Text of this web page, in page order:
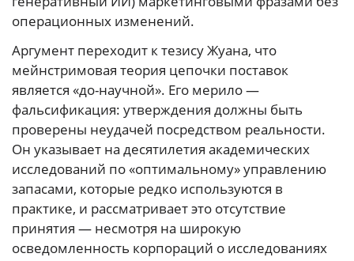
операционных изменений.
Аргумент переходит к тезису Жуана, что
мейнстримовая теория цепочки поставок
является «до-научной». Его мерило —
фальсификация: утверждения должны быть
проверены неудачей посредством реальности.
Он указывает на десятилетия академических
исследований по «оптимальному» управлению
запасами, которые редко используются в
практике, и рассматривает это отсутствие
принятия — несмотря на широкую
осведомленность корпораций о исследованиях